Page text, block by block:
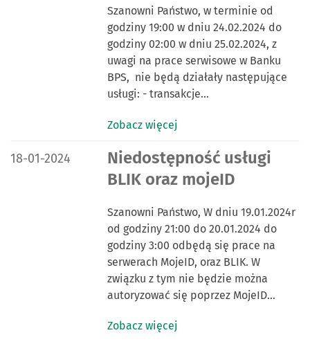
Szanowni Państwo, w terminie od
godziny 19:00 w dniu 24.02.2024 do
godziny 02:00 w dniu 25.02.2024, z
uwagi na prace serwisowe w Banku
BPS, nie będą działały następujące
usługi: - transakcje…
Zobacz więcej
DATA PUBLIKACJI:
18-01-2024
Niedostępność usługi
BLIK oraz mojeID
Szanowni Państwo, W dniu 19.01.2024r
od godziny 21:00 do 20.01.2024 do
godziny 3:00 odbędą się prace na
serwerach MojeID, oraz BLIK. W
związku z tym nie będzie można
autoryzować się poprzez MojeID…
Zobacz więcej